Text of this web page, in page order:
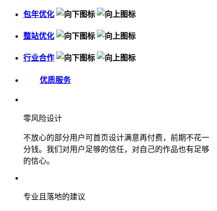
包年优化
整站优化
行业合作
优质服务
零风险设计
不放心的部分用户可首页设计满意再付费，前期不花一
分钱。我们对用户足够的信任，对自己的作品也有足够
的信心。
专业且落地的建议